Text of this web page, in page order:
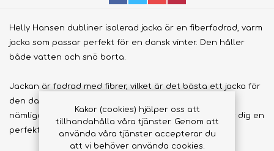
Helly Hansen dubliner isolerad jacka är en fiberfodrad, varm
jacka som passar perfekt för en dansk vinter. Den håller
både vatten och snö borta.
Jackan är fodrad med fibrer, vilket är det bästa ett jacka för
den danska vintern kan vara fodrad med. Det håller
nämligen både vattnet och kylan på avstånd och ger dig en
perfekt möjlighet att komma ut i alla typer av väder.
Kakor (cookies) hjälper oss att
tillhandahålla våra tjänster. Genom att
använda våra tjänster accepterar du
att vi behöver använda cookies.